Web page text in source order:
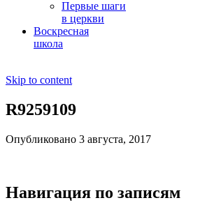
Первые шаги
в церкви
Воскресная
школа
Skip to content
R9259109
Опубликовано 3 августа, 2017
Навигация по записям